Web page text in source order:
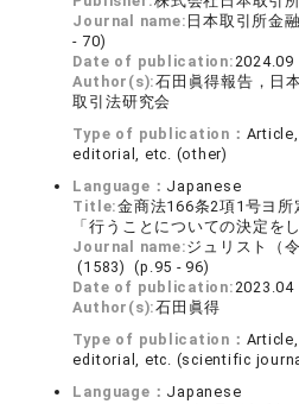
Journal name: 日本取引所金
- 70)
Date of publication:2024.09
Author(s):石田眞得報告，日
取引法研究会
Type of publication：
editorial, etc. (other)
Language： Japanese
Title:金商法166条2項1号ヨ
「行うことについての決定を
Journal name:ジュリスト（
(1583) (p.95 - 96)
Date of publication:2023.04
Author(s):石田眞得
Type of publication：
editorial, etc. (scientific
Language： Japanese